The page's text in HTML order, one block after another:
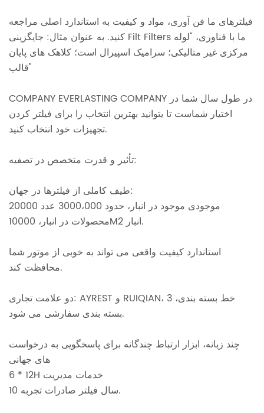
فیلترهای ما فن آوری، مواد و کیفیت به استاندارد اصلی مراجعه
کنید. به عنوان مثال: جایگزینی Filt Filters ما با فناوری، "لوله
مرکزی غیر متالیکی؛ سرامیک اسپیرال است؛ کلاهک های پایان
قالب"
COMPANY EVERLASTING COMPANY در طول سال شما در
اختیار شماست تا بتوانید بهترین انتخاب را برای فیلتر کردن
تجهیزات خود انتخاب کنید.
تأثیر و قدرت متخصص در تصفیه:
طیف کاملی از فیلترها در جهان:
20000 موجودی موجود در انبار، حدود 3000،000 عدد
محصولات در انبار، 10000M2 انبار.
استاندارد کیفیت واقعی می تواند به خوبی از موتور شما
محافظت کند.
دو علامت تجاری: AYREST و RUIQIAN، 3 خط بسته بندی،
بسته بندی سفارشی می شود.
چند زبانه، ابزار ارتباط چندگانه برای پاسخگویی به درخواست
های جهانی
6 * 12H خدمات مدیریت
10 سال فیلتر صادرات تجربه.